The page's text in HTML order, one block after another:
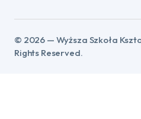
©️ 2026 — Wyższa Szkoła
Rights Reserved.